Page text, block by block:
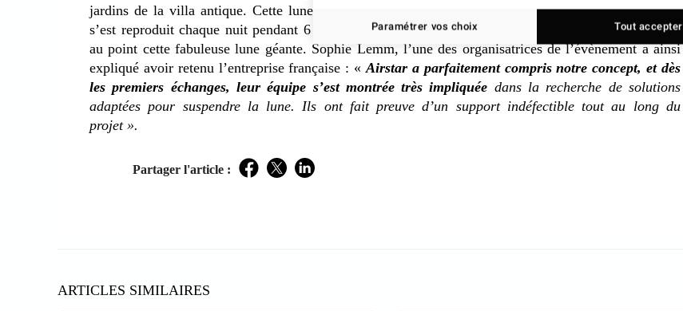
jardins de la villa antique. Cette lune géante signée Airstar a fait sensation durant le spectacle qui
s’est reproduit chaque nuit pendant 6 semaines. Plusieurs prototypes ont été nécessaire pour mettre
au point cette fabuleuse lune géante. Sophie Lemm, l’une des organisatrices de l’évènement a ainsi
expliqué avoir retenu l’entreprise française : « Airstar a parfaitement compris notre concept, et dès
les premiers échanges, leur équipe s’est montrée très impliquée dans la recherche de solutions
adaptées pour suspendre la lune. Ils ont fait preuve d’un support indéfectible tout au long du
projet».
Partager l'article : Facebook
TwitterLinkedIn
ARTICLES SIMILAIRES
Paramétrer vos choix Tout accepter